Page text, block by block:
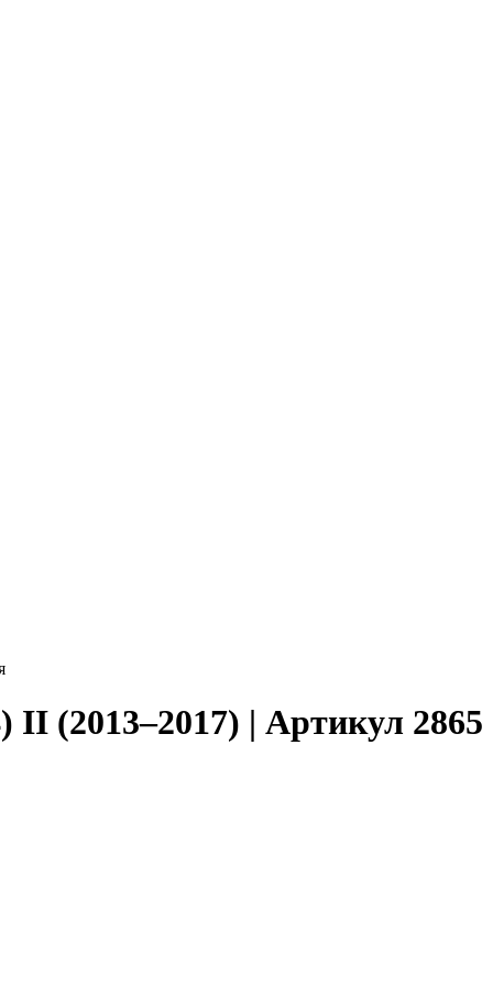
(2013–2017) | Артикул 2865